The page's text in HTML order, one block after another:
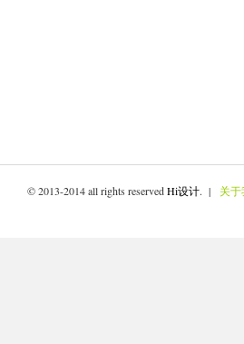
© 2013-2014 all rights reservedHi设计. | 关于